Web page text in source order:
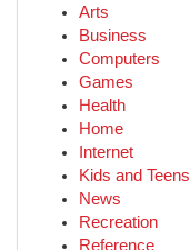
Arts
Business
Computers
Games
Health
Home
Internet
Kids and Teens
News
Recreation
Reference